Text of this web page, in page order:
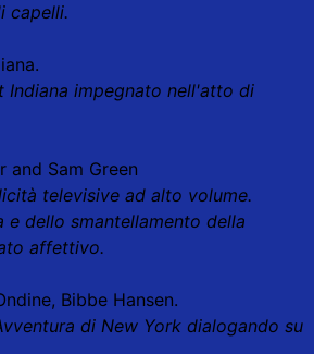
capelli.
impegnato nell'atto di
and Sam Green
televisive ad alto volume.
dello smantellamento della
affettivo.
Bibbe Hansen.
di New York dialogando su